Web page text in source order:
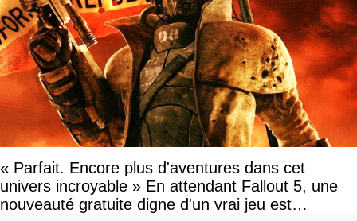
« Parfait. Encore plus d'aventures dans cet
univers incroyable » En attendant Fallout 5, une
nouveauté gratuite digne d'un vrai jeu est